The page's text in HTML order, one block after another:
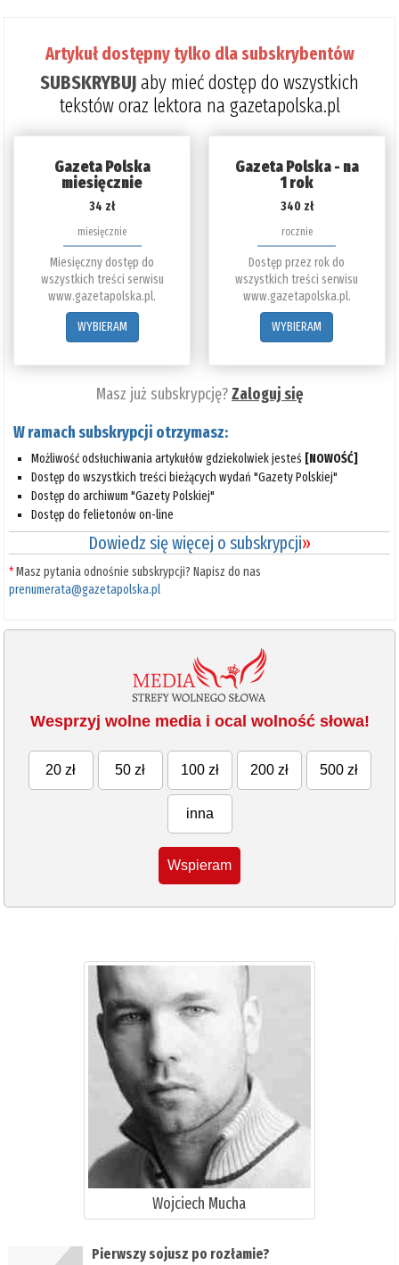
Artykuł dostępny tylko dla subskrybentów
SUBSKRYBUJaby mieć dostęp do wszystkich
tekstów oraz lektora na gazetapolska.pl
Gazeta Polska
miesięcznie
34 zł
miesięcznie
Miesięczny dostęp do
wszystkich treści serwisu
www.gazetapolska.pl.
WYBIERAM
Gazeta Polska - na
1 rok
340 zł
rocznie
Dostęp przez rok do
wszystkich treści serwisu
www.gazetapolska.pl.
WYBIERAM
Masz już subskrypcję?Zaloguj się
W ramach subskrypcji otrzymasz:
Możliwość odsłuchiwania artykułów gdziekolwiek jesteś [NOWOŚĆ]
Dostęp do wszystkich treści bieżących wydań "Gazety Polskiej"
Dostęp do archiwum "Gazety Polskiej"
Dostęp do felietonów on-line
Dowiedz się więcej o subskrypcji»
*Masz pytania odnośnie subskrypcji? Napisz do nas
prenumerata@gazetapolska.pl
Wesprzyj wolne media i ocal wolność słowa!
20 zł 50 zł 100 zł 200 zł 500 zł
inna
Wspieram
Wojciech Mucha
Pierwszy sojusz po rozłamie?